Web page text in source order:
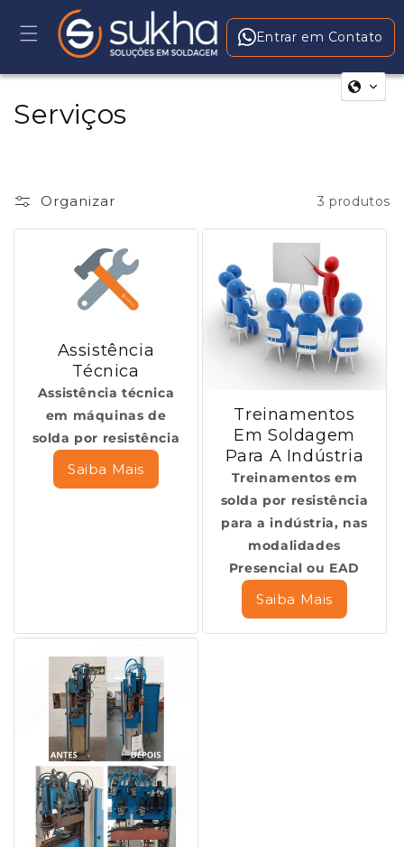
para o
conteúdo
Entrar em Contato
C
Serviços
Organizar 3 produtos
Assistência
Técnica
Assistência técnica
em máquinas de
solda por resistência
Saiba Mais
Treinamentos
Em Soldagem
Para A Indústria
Treinamentos em
solda por resistência
para a indústria, nas
modalidades
Presencial ou EAD
Saiba Mais